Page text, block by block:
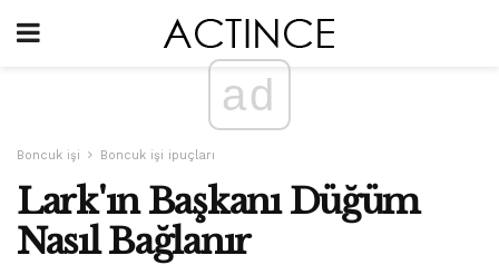
ad
Boncuk işi Boncuk işi ipuçları
Lark'ın Başkanı Düğüm
Nasıl Bağlanır